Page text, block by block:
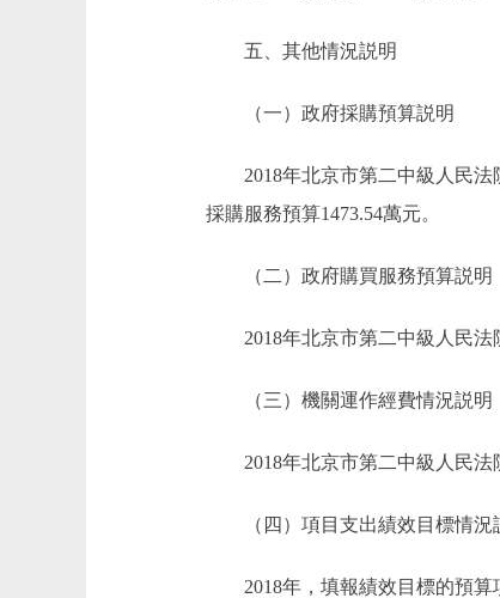
五、其他情況説明
（一）政府採購預算説明
2018年北京市第二中級人民法
採購服務預算1473.54萬元。
（二）政府購買服務預算説明
2018年北京市第二中級人民法
（三）機關運作經費情況説明
2018年北京市第二中級人民法院
（四）項目支出績效目標情況
2018年，填報績效目標的預算項